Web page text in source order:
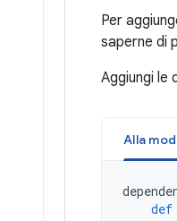
Per
saperne di
Aggiungi le
Alla
def